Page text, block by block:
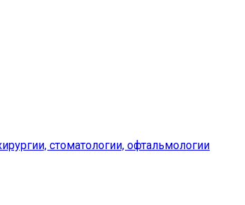
стоматологии, офтальмологии